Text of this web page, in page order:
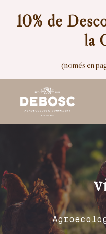
10% de
la
(només en
Nosaltres